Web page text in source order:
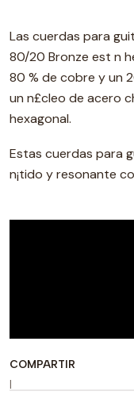
Las cuerdas para
80/20 Bronze est n
80 % de cobre y un
un n£cleo de acero
hexagonal.
Estas cuerdas para
n¡tido y resonante
COMPARTIR
|